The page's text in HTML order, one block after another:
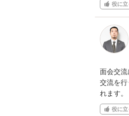
役に立
面会交
交流を
れます。
役に立